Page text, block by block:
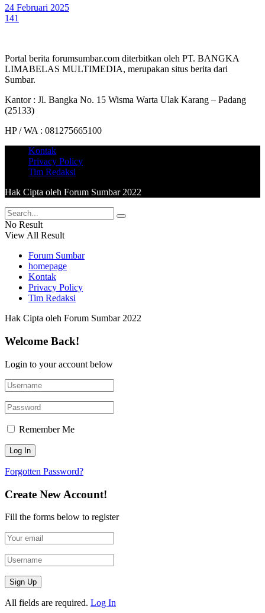
24 Februari 2025
141
Portal berita forumsumbar.com diterbitkan oleh PT. BANGKA
LIMABELAS MULTIMEDIA, merupakan situs berita dari
Sumbar.
Kantor : Jl. Bangka No. 15 Wisma Warta Ulak Karang – Padang
(25133)
HP / WA : 081275665100
Kontak
Privacy Policy
Tim Redaksi
Hak Cipta oleh Forum Sumbar 2022
No Result
View All Result
Forum Sumbar
homepage
Kontak
Privacy Policy
Tim Redaksi
Hak Cipta oleh Forum Sumbar 2022
Welcome Back!
Login to your account below
Remember Me
Forgotten Password?
Create New Account!
Fill the forms below to register
All fields are required. Log In